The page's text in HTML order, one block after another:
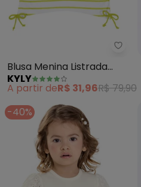
Kyly
Blusa Menina Listrada
com Bordado (Branco)
KYLY
A partir deR$ 31,96R$ 79,90
-40%